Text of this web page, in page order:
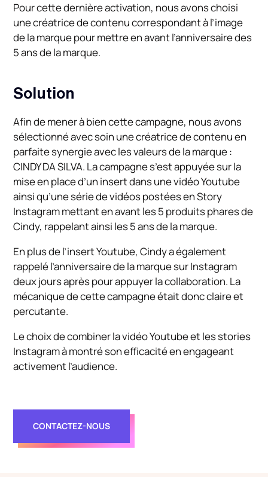
Pour cette dernière activation, nous avons choisi
une créatrice de contenu correspondant à l’image
de la marque pour mettre en avant l’anniversaire des
5 ans de la marque.
Solution
Afin de mener à bien cette campagne, nous avons
sélectionné avec soin une créatrice de contenu en
parfaite synergie avec les valeurs de la marque :
CINDY DA SILVA. La campagne s’est appuyée sur la
mise en place d’un insert dans une vidéo Youtube
ainsi qu’une série de vidéos postées en Story
Instagram mettant en avant les 5 produits phares de
Cindy, rappelant ainsi les 5 ans de la marque.
En plus de l’insert Youtube, Cindy a également
rappelé l’anniversaire de la marque sur Instagram
deux jours après pour appuyer la collaboration. La
mécanique de cette campagne était donc claire et
percutante.
Le choix de combiner la vidéo Youtube et les stories
Instagram à montré son efficacité en engageant
activement l’audience.
CONTACTEZ-NOUS